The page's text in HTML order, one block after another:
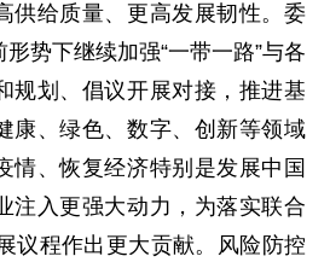
供给质量、更高发展韧性。委
势下继续加强“一带一路”与各
规划、倡议开展对接，推进基
康、绿色、数字、创新等领域
情、恢复经济特别是发展中国
注入更强大动力，为落实联合
议程作出更大贡献。风险防控